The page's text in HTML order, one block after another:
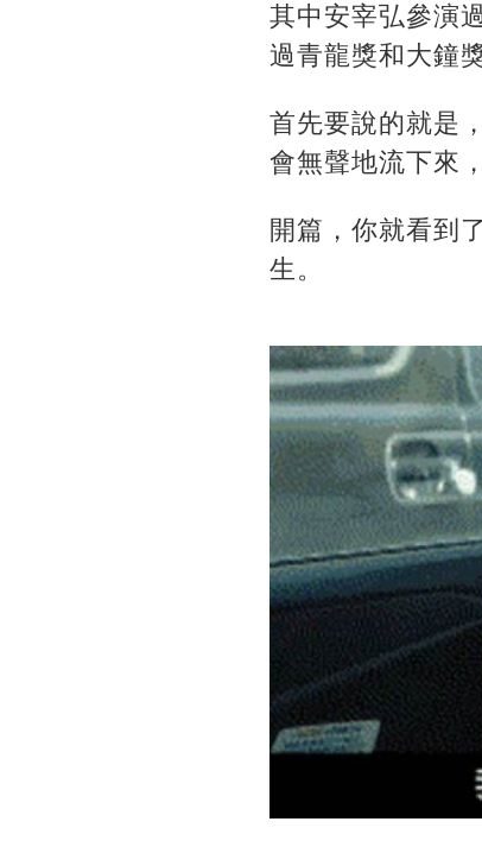
其中安宰弘參演
過青龍獎和大鐘獎
首先要說的就是
會無聲地流下來
開篇，你就看到
生。